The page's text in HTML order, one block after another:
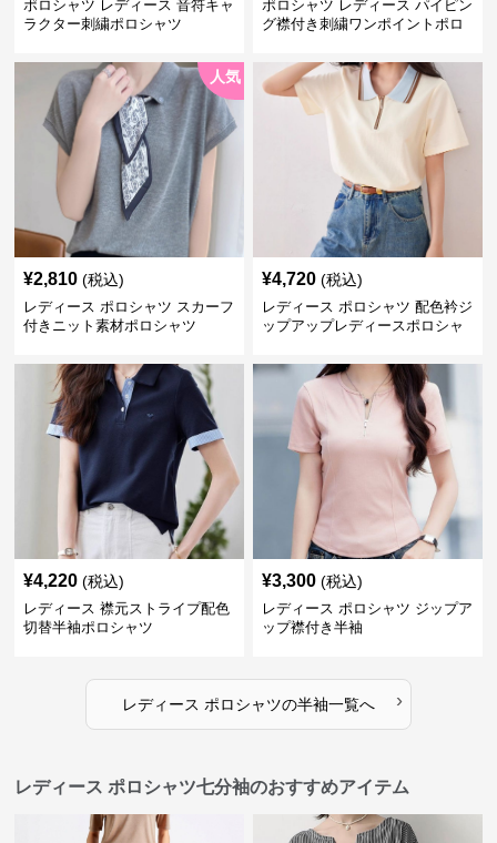
ポロシャツ レディース 音符キャ
ラクター刺繍ポロシャツ
ポロシャツ レディース パイピン
グ襟付き刺繍ワンポイントポロ
人気
¥2,810 (税込)
レディース ポロシャツ スカーフ
付きニット素材ポロシャツ
¥4,720 (税込)
レディース ポロシャツ 配色衿ジ
ップアップレディースポロシャ
¥4,220 (税込)
レディース 襟元ストライプ配色
切替半袖ポロシャツ
¥3,300 (税込)
レディース ポロシャツ ジップア
ップ襟付き半袖
レディース ポロシャツの半袖一覧へ ›
レディース ポロシャツ七分袖のおすすめアイテム